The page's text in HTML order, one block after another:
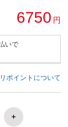
6750 円
いで
ポイントについて